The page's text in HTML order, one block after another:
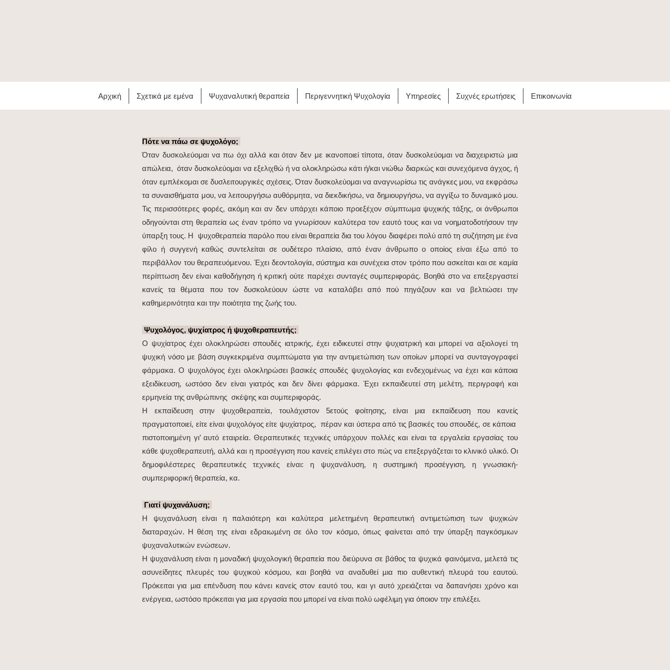
Αρχική Σχετικά με εμένα Ψυχαναλυτική θεραπεία Περιγεννητική Ψυχολογία Υπηρεσίες Συχνές ερωτήσεις Επικοινωνία
Πότε να πάω σε ψυχολόγο;
Όταν δυσκολεύομαι να πω όχι αλλά και όταν δεν με ικανοποιεί τίποτα, όταν δυσκολεύομαι να διαχειριστώ μια
απώλεια, όταν δυσκολεύομαι να εξελιχθώ ή να ολοκληρώσω κάτι ή/και νιώθω διαρκώς και συνεχόμενα άγχος, ή
όταν εμπλέκομαι σε δυσλειτουργικές σχέσεις. Όταν δυσκολεύομαι να αναγνωρίσω τις ανάγκες μου, να εκφράσω
τα συναισθήματα μου, να λειτουργήσω αυθόρμητα, να διεκδικήσω, να δημιουργήσω, να αγγίξω το δυναμικό μου.
Τις περισσότερες φορές, ακόμη και αν δεν υπάρχει κάποιο προεξέχον σύμπτωμα ψυχικής τάξης, οι άνθρωποι
οδηγούνται στη θεραπεία ως έναν τρόπο να γνωρίσουν καλύτερα τον εαυτό τους και να νοηματοδοτήσουν την
ύπαρξη τους. Η ψυχοθεραπεία παρόλο που είναι θεραπεία δια του λόγου διαφέρει πολύ από τη συζήτηση με ένα
φίλο ή συγγενή καθώς συντελείται σε ουδέτερο πλαίσιο, από έναν άνθρωπο ο οποίος είναι έξω από το
περιβάλλον του θεραπευόμενου. Έχει δεοντολογία, σύστημα και συνέχεια στον τρόπο που ασκείται και σε καμία
περίπτωση δεν είναι καθοδήγηση ή κριτική ούτε παρέχει συνταγές συμπεριφοράς. Βοηθά στο να επεξεργαστεί
κανείς τα θέματα που τον δυσκολεύουν ώστε να καταλάβει από πού πηγάζουν και να βελτιώσει την
καθημερινότητα και την ποιότητα της ζωής του.
Ψυχολόγος, ψυχίατρος ή ψυχοθεραπευτής;
Ο ψυχίατρος έχει ολοκληρώσει σπουδές ιατρικής, έχει ειδικευτεί στην ψυχιατρική και μπορεί να αξιολογεί τη
ψυχική νόσο με βάση συγκεκριμένα συμπτώματα για την αντιμετώπιση των οποίων μπορεί να συνταγογραφεί
φάρμακα. Ο ψυχολόγος έχει ολοκληρώσει βασικές σπουδές ψυχολογίας και ενδεχομένως να έχει και κάποια
εξειδίκευση, ωστόσο δεν είναι γιατρός και δεν δίνει φάρμακα. Έχει εκπαιδευτεί στη μελέτη, περιγραφή και
ερμηνεία της ανθρώπινης σκέψης και συμπεριφοράς.
Η εκπαίδευση στην ψυχοθεραπεία, τουλάχιστον 5ετούς φοίτησης, είναι μια εκπαίδευση που κανείς
πραγματοποιεί, είτε είναι ψυχολόγος είτε ψυχίατρος, πέραν και ύστερα από τις βασικές του σπουδές, σε κάποια
πιστοποιημένη γι’ αυτό εταιρεία. Θεραπευτικές τεχνικές υπάρχουν πολλές και είναι τα εργαλεία εργασίας του
κάθε ψυχοθεραπευτή, αλλά και η προσέγγιση που κανείς επιλέγει στο πώς να επεξεργάζεται το κλινικό υλικό. Οι
δημοφιλέστερες θεραπευτικές τεχνικές είναι: η ψυχανάλυση, η συστημική προσέγγιση, η γνωσιακή-
συμπεριφορική θεραπεία, κα.
Γιατί ψυχανάλυση;
Η ψυχανάλυση είναι η παλαιότερη και καλύτερα μελετημένη θεραπευτική αντιμετώπιση των ψυχικών
διαταραχών. H θέση της είναι εδραιωμένη σε όλο τον κόσμο, όπως φαίνεται από την ύπαρξη παγκόσμιων
ψυχαναλυτικών ενώσεων.
Η ψυχανάλυση είναι η μοναδική ψυχολογική θεραπεία που διεύρυνα σε βάθος τα ψυχικά φαινόμενα, μελετά τις
ασυνείδητες πλευρές του ψυχικού κόσμου, και βοηθά να αναδυθεί μια πιο αυθεντική πλευρά του εαυτού.
Πρόκειται για μια επένδυση που κάνει κανείς στον εαυτό του, και γι αυτό χρειάζεται να δαπανήσει χρόνο και
ενέργεια, ωστόσο πρόκειται για μια εργασία που μπορεί να είναι πολύ ωφέλιμη για όποιον την επιλέξει.